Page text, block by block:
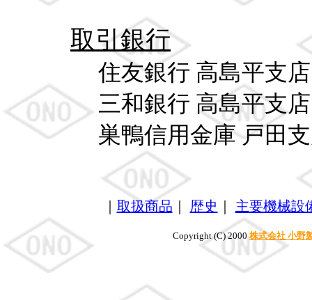
取引銀行
住友銀行 高島平支店
三和銀行 高島平支店
巣鴨信用金庫 戸田
取扱商品 歴史 主要機械設
Copyright (C) 2000株式会社 小野